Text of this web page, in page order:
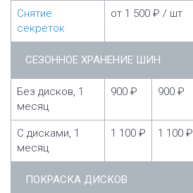
Снятие
секреток
от 1 500 ₽ / шт
СЕЗОННОЕ ХРАНЕНИЕ ШИН
Без дисков, 1
месяц
900 ₽ 900 ₽
С дисками, 1
месяц
1 100 ₽ 1 100 ₽
ПОКРАСКА ДИСКОВ